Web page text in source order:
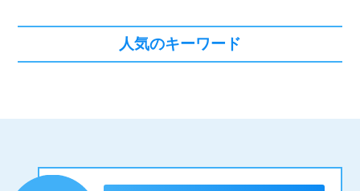
人気のキーワード